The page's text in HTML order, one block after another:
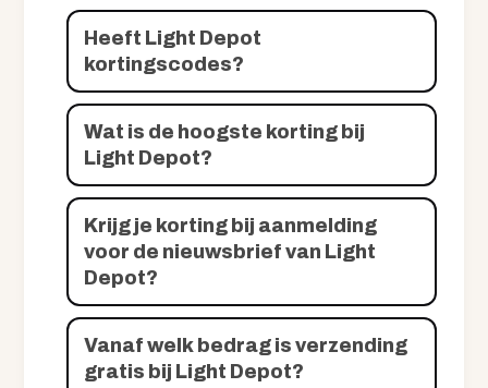
Heeft Light Depot
kortingscodes?
Wat is de hoogste korting bij
Light Depot?
Krijg je korting bij aanmelding
voor de nieuwsbrief van Light
Depot?
Vanaf welk bedrag is verzending
gratis bij Light Depot?